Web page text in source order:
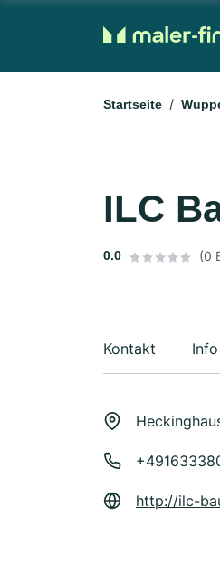
Startseite
ILC
0.0 (0
Kontakt Info
http://ilc-